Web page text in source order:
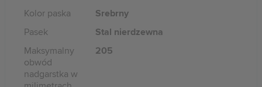
Kolor paska
Srebrny
Pasek
Stal nierdzewna
Maksymalny
obwód
nadgarstka w
205